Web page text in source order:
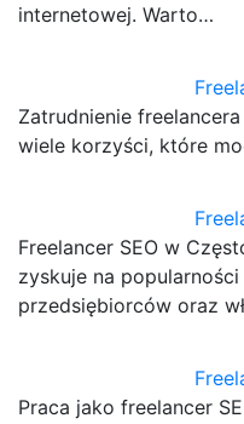
internetowej. Warto…
Zatrudnienie
wiele korzyści, które
Freelancer SEO w
zyskuje na
przedsiębiorców oraz
Praca jako freelancer